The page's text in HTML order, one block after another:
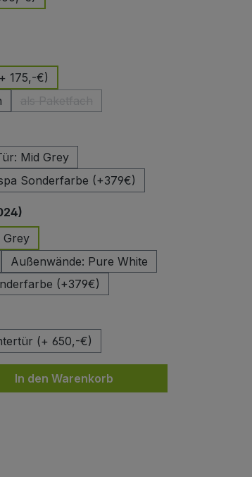
175,-€)
(Diese Option ist zurzeit nicht verfügbar.)
Mid Grey
Sonderfarbe (+379€)
auswählen
Grey
Außenwände: Pure White
(+379€)
(+ 650,-€)
den gewünschten Wert
In den Warenkorb